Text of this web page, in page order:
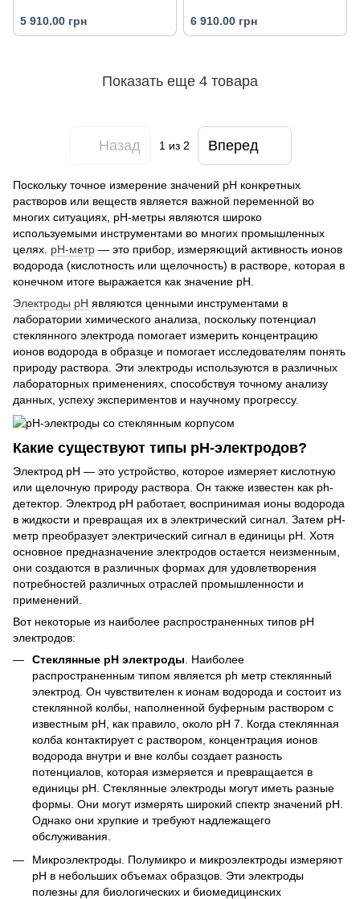
5 910.00 грн 6 910.00 грн
Показать еще 4 товара
Назад 1из 2 Вперед
Поскольку точное измерение значений рН конкретных
растворов или веществ является важной переменной во
многих ситуациях, рН-метры являются широко
используемыми инструментами во многих промышленных
целях. pH-метр — это прибор, измеряющий активность ионов
водорода (кислотность или щелочность) в растворе, которая в
конечном итоге выражается как значение pH.
Электроды рH являются ценными инструментами в
лаборатории химического анализа, поскольку потенциал
стеклянного электрода помогает измерить концентрацию
ионов водорода в образце и помогает исследователям понять
природу раствора. Эти электроды используются в различных
лабораторных применениях, способствуя точному анализу
данных, успеху экспериментов и научному прогрессу.
Какие существуют типы pH-электродов?
Электрод рН — это устройство, которое измеряет кислотную
или щелочную природу раствора. Он также известен как ph-
детектор. Электрод рН работает, воспринимая ионы водорода
в жидкости и превращая их в электрический сигнал. Затем pH-
метр преобразует электрический сигнал в единицы pH. Хотя
основное предназначение электродов остается неизменным,
они создаются в различных формах для удовлетворения
потребностей различных отраслей промышленности и
применений.
Вот некоторые из наиболее распространенных типов рН
электродов:
Стеклянные pH электроды. Наиболее
распространенным типом является ph метр стеклянный
электрод. Он чувствителен к ионам водорода и состоит из
стеклянной колбы, наполненной буферным раствором с
известным рН, как правило, около pH 7. Когда стеклянная
колба контактирует с раствором, концентрация ионов
водорода внутри и вне колбы создает разность
потенциалов, которая измеряется и превращается в
единицы pH. Стеклянные электроды могут иметь разные
формы. Они могут измерять широкий спектр значений pH.
Однако они хрупкие и требуют надлежащего
обслуживания.
Микроэлектроды. Полумикро и микроэлектроды измеряют
pH в небольших объемах образцов. Эти электроды
полезны для биологических и биомедицинских